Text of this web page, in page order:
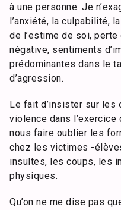
à une personne. Je
l’anxiété, la culpabilité,
de l’estime de soi,
négative, sentiments
prédominantes dans le
d’agression.
Le fait d’insister sur
violence dans
nous faire oublier les
chez les victimes -
insultes, les coups, les
physiques.
Qu’on ne me dise pas